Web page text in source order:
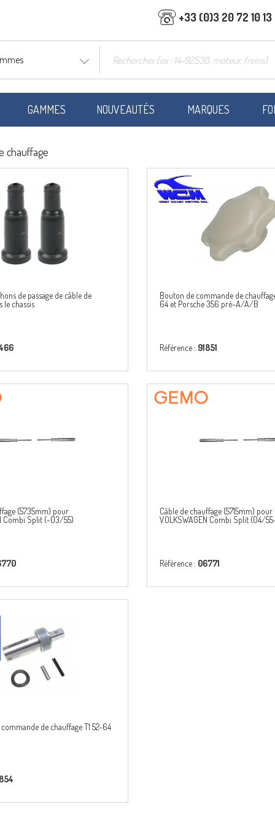
+33 (0)3 20 72 10 13
GAMMES NOUVEAUTÉS MARQUES
chauffage
de passage de câble de
le chassis
Bouton de commande de
64 et Porsche 356 pré-A/A/B
Référence : 91851
(5735mm) pour
Combi Split (-03/55)
Câble de chauffage (5715mm) pour
VOLKSWAGEN Combi Split (04/
Référence : 06771
de chauffage T1 52-64